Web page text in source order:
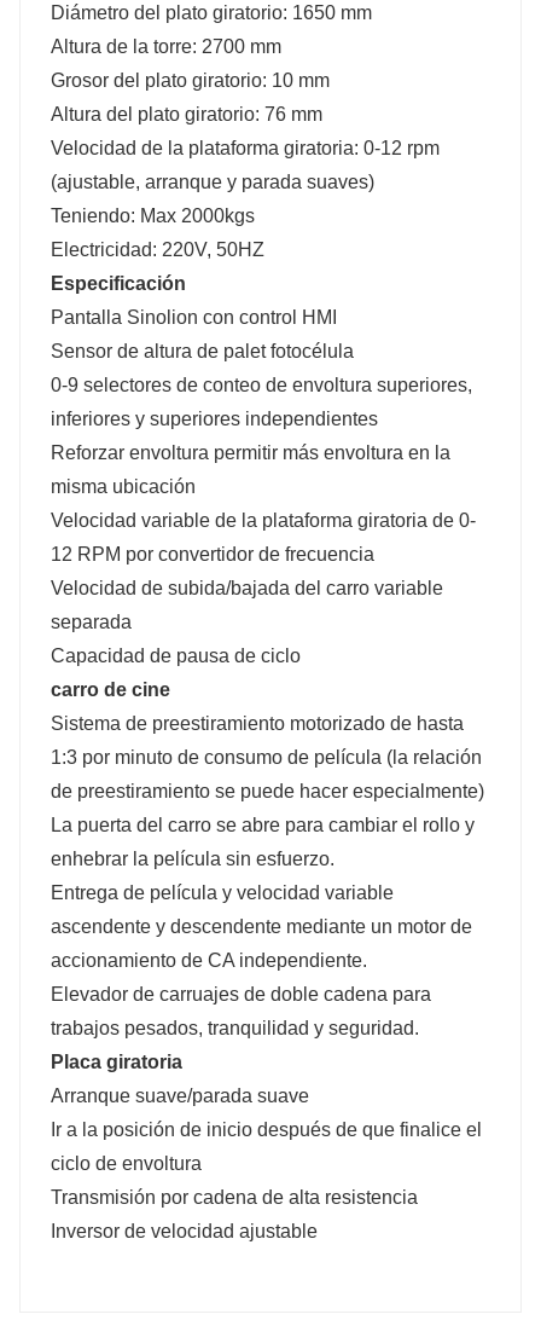
Diámetro del plato giratorio: 1650 mm
Altura de la torre: 2700 mm
Grosor del plato giratorio: 10 mm
Altura del plato giratorio: 76 mm
Velocidad de la plataforma giratoria: 0-12 rpm
(ajustable, arranque y parada suaves)
Teniendo: Max 2000kgs
Electricidad: 220V, 50HZ
Especificación
Pantalla Sinolion con control HMI
Sensor de altura de palet fotocélula
0-9 selectores de conteo de envoltura superiores,
inferiores y superiores independientes
Reforzar envoltura permitir más envoltura en la
misma ubicación
Velocidad variable de la plataforma giratoria de 0-
12 RPM por convertidor de frecuencia
Velocidad de subida/bajada del carro variable
separada
Capacidad de pausa de ciclo
carro de cine
Sistema de preestiramiento motorizado de hasta
1:3 por minuto de consumo de película (la relación
de preestiramiento se puede hacer especialmente)
La puerta del carro se abre para cambiar el rollo y
enhebrar la película sin esfuerzo.
Entrega de película y velocidad variable
ascendente y descendente mediante un motor de
accionamiento de CA independiente.
Elevador de carruajes de doble cadena para
trabajos pesados, tranquilidad y seguridad.
Placa giratoria
Arranque suave/parada suave
Ir a la posición de inicio después de que finalice el
ciclo de envoltura
Transmisión por cadena de alta resistencia
Inversor de velocidad ajustable